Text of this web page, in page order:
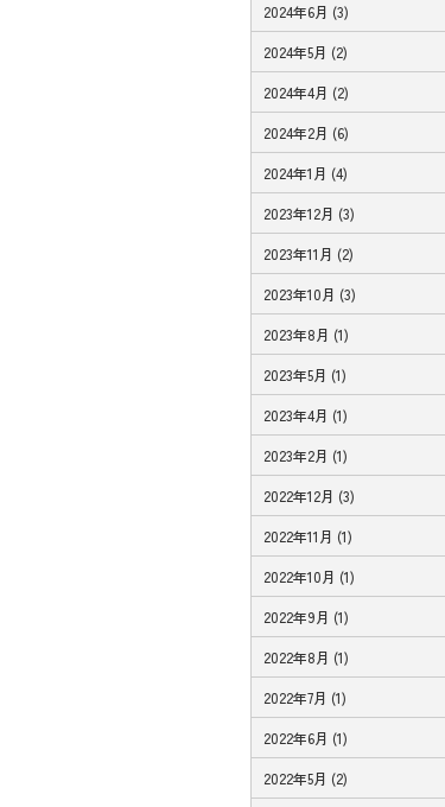
2024年6月 (3)
2024年5月 (2)
2024年4月 (2)
2024年2月 (6)
2024年1月 (4)
2023年12月 (3)
2023年11月 (2)
2023年10月 (3)
2023年8月 (1)
2023年5月 (1)
2023年4月 (1)
2023年2月 (1)
2022年12月 (3)
2022年11月 (1)
2022年10月 (1)
2022年9月 (1)
2022年8月 (1)
2022年7月 (1)
2022年6月 (1)
2022年5月 (2)